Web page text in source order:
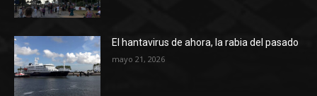
El hantavirus de ahora, la rabia del pasado
mayo 21, 2026